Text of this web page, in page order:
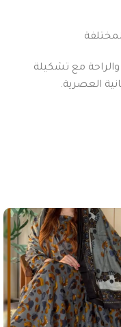
والراحة مع تشكيلة
العصرية.